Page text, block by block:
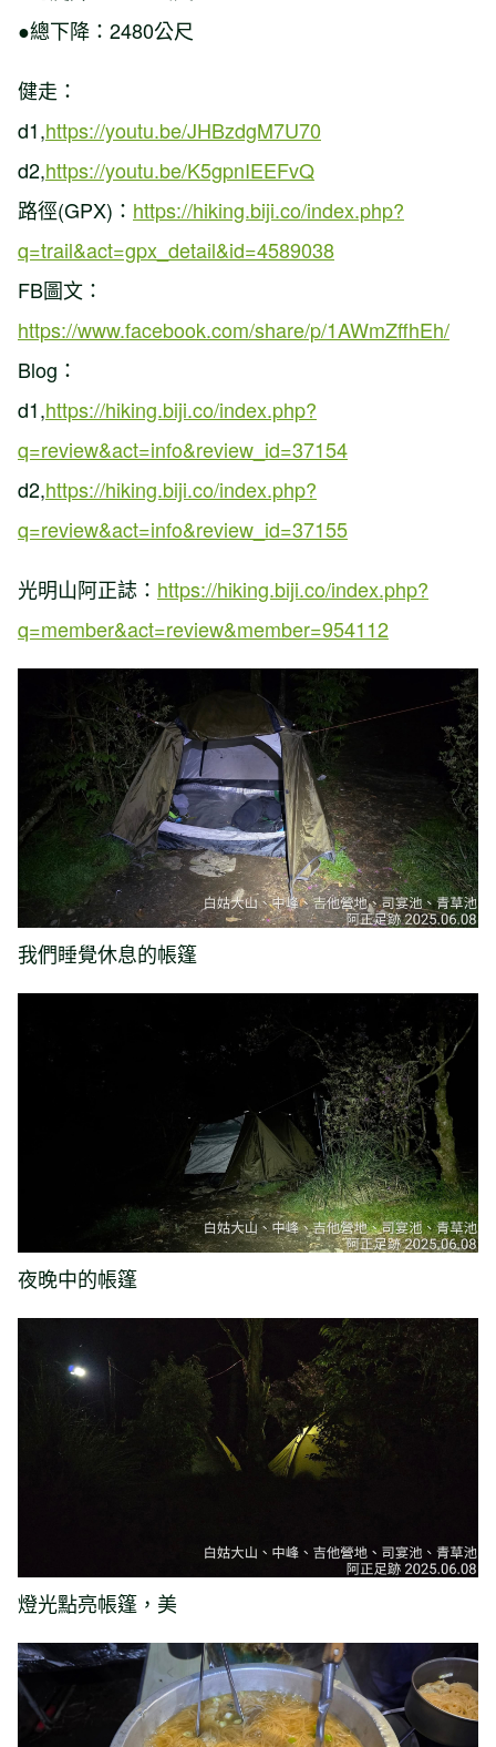
●總下降：2480公尺
健走：
d1,https://youtu.be/JHBzdgM7U70
d2,https://youtu.be/K5gpnIEEFvQ
路徑(GPX)： https://hiking.biji.co/index.php?
q=trail&act=gpx_detail&id=4589038
FB圖文：
https://www.facebook.com/share/p/1AWmZffhEh/
Blog：
d1,https://hiking.biji.co/index.php?
q=review&act=info&review_id=37154
d2,https://hiking.biji.co/index.php?
q=review&act=info&review_id=37155
光明山阿正誌： https://hiking.biji.co/index.php?
q=member&act=review&member=954112
我們睡覺休息的帳篷
夜晚中的帳篷
燈光點亮帳篷，美